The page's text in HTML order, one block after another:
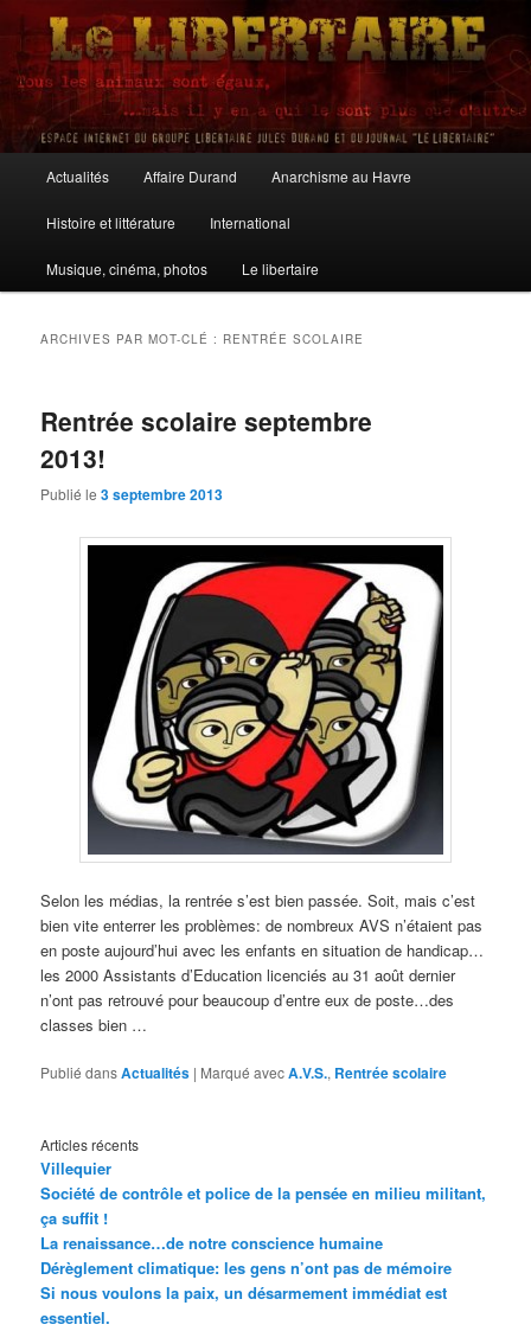
Aller
contenu
principal
Aller
contenu
secondaire
Le Libertaire
principal
Actualités Affaire Durand Anarchisme au Havre
Histoire et littérature International
Musique, cinéma, photos Le libertaire
ARCHIVES PAR MOT-CLÉ : RENTRÉE SCOLAIRE
Rentrée scolaire septembre
2013!
Publié le3 septembre 2013
Selon les médias, la rentrée s’est bien passée. Soit, mais c’est
bien vite enterrer les problèmes: de nombreux AVS n’étaient pas
en poste aujourd’hui avec les enfants en situation de handicap…
les 2000 Assistants d’Education licenciés au 31 août dernier
n’ont pas retrouvé pour beaucoup d’entre eux de poste…des
classes bien …
Publié dansActualités | Marqué avecA.V.S., Rentrée scolaire
Articles récents
Villequier
Société de contrôle et police de la pensée en milieu militant,
ça suffit !
La renaissance…de notre conscience humaine
Dérèglement climatique: les gens n’ont pas de mémoire
Si nous voulons la paix, un désarmement immédiat est
essentiel.